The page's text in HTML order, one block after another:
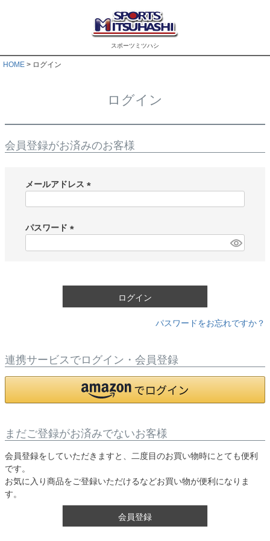
スポーツミツハシ
HOME ログイン
ログイン
会員登録がお済みのお客様
メールアドレス
)
パスワード
ログイン
パスワードをお忘れですか？
連携サービスでログイン・会員登録
まだご登録がお済みでないお客様
会員登録をしていただきますと、二度目のお買い物時にとても便利
です。
お気に入り商品をご登録いただけるなどお買い物が便利になりま
す。
会員登録